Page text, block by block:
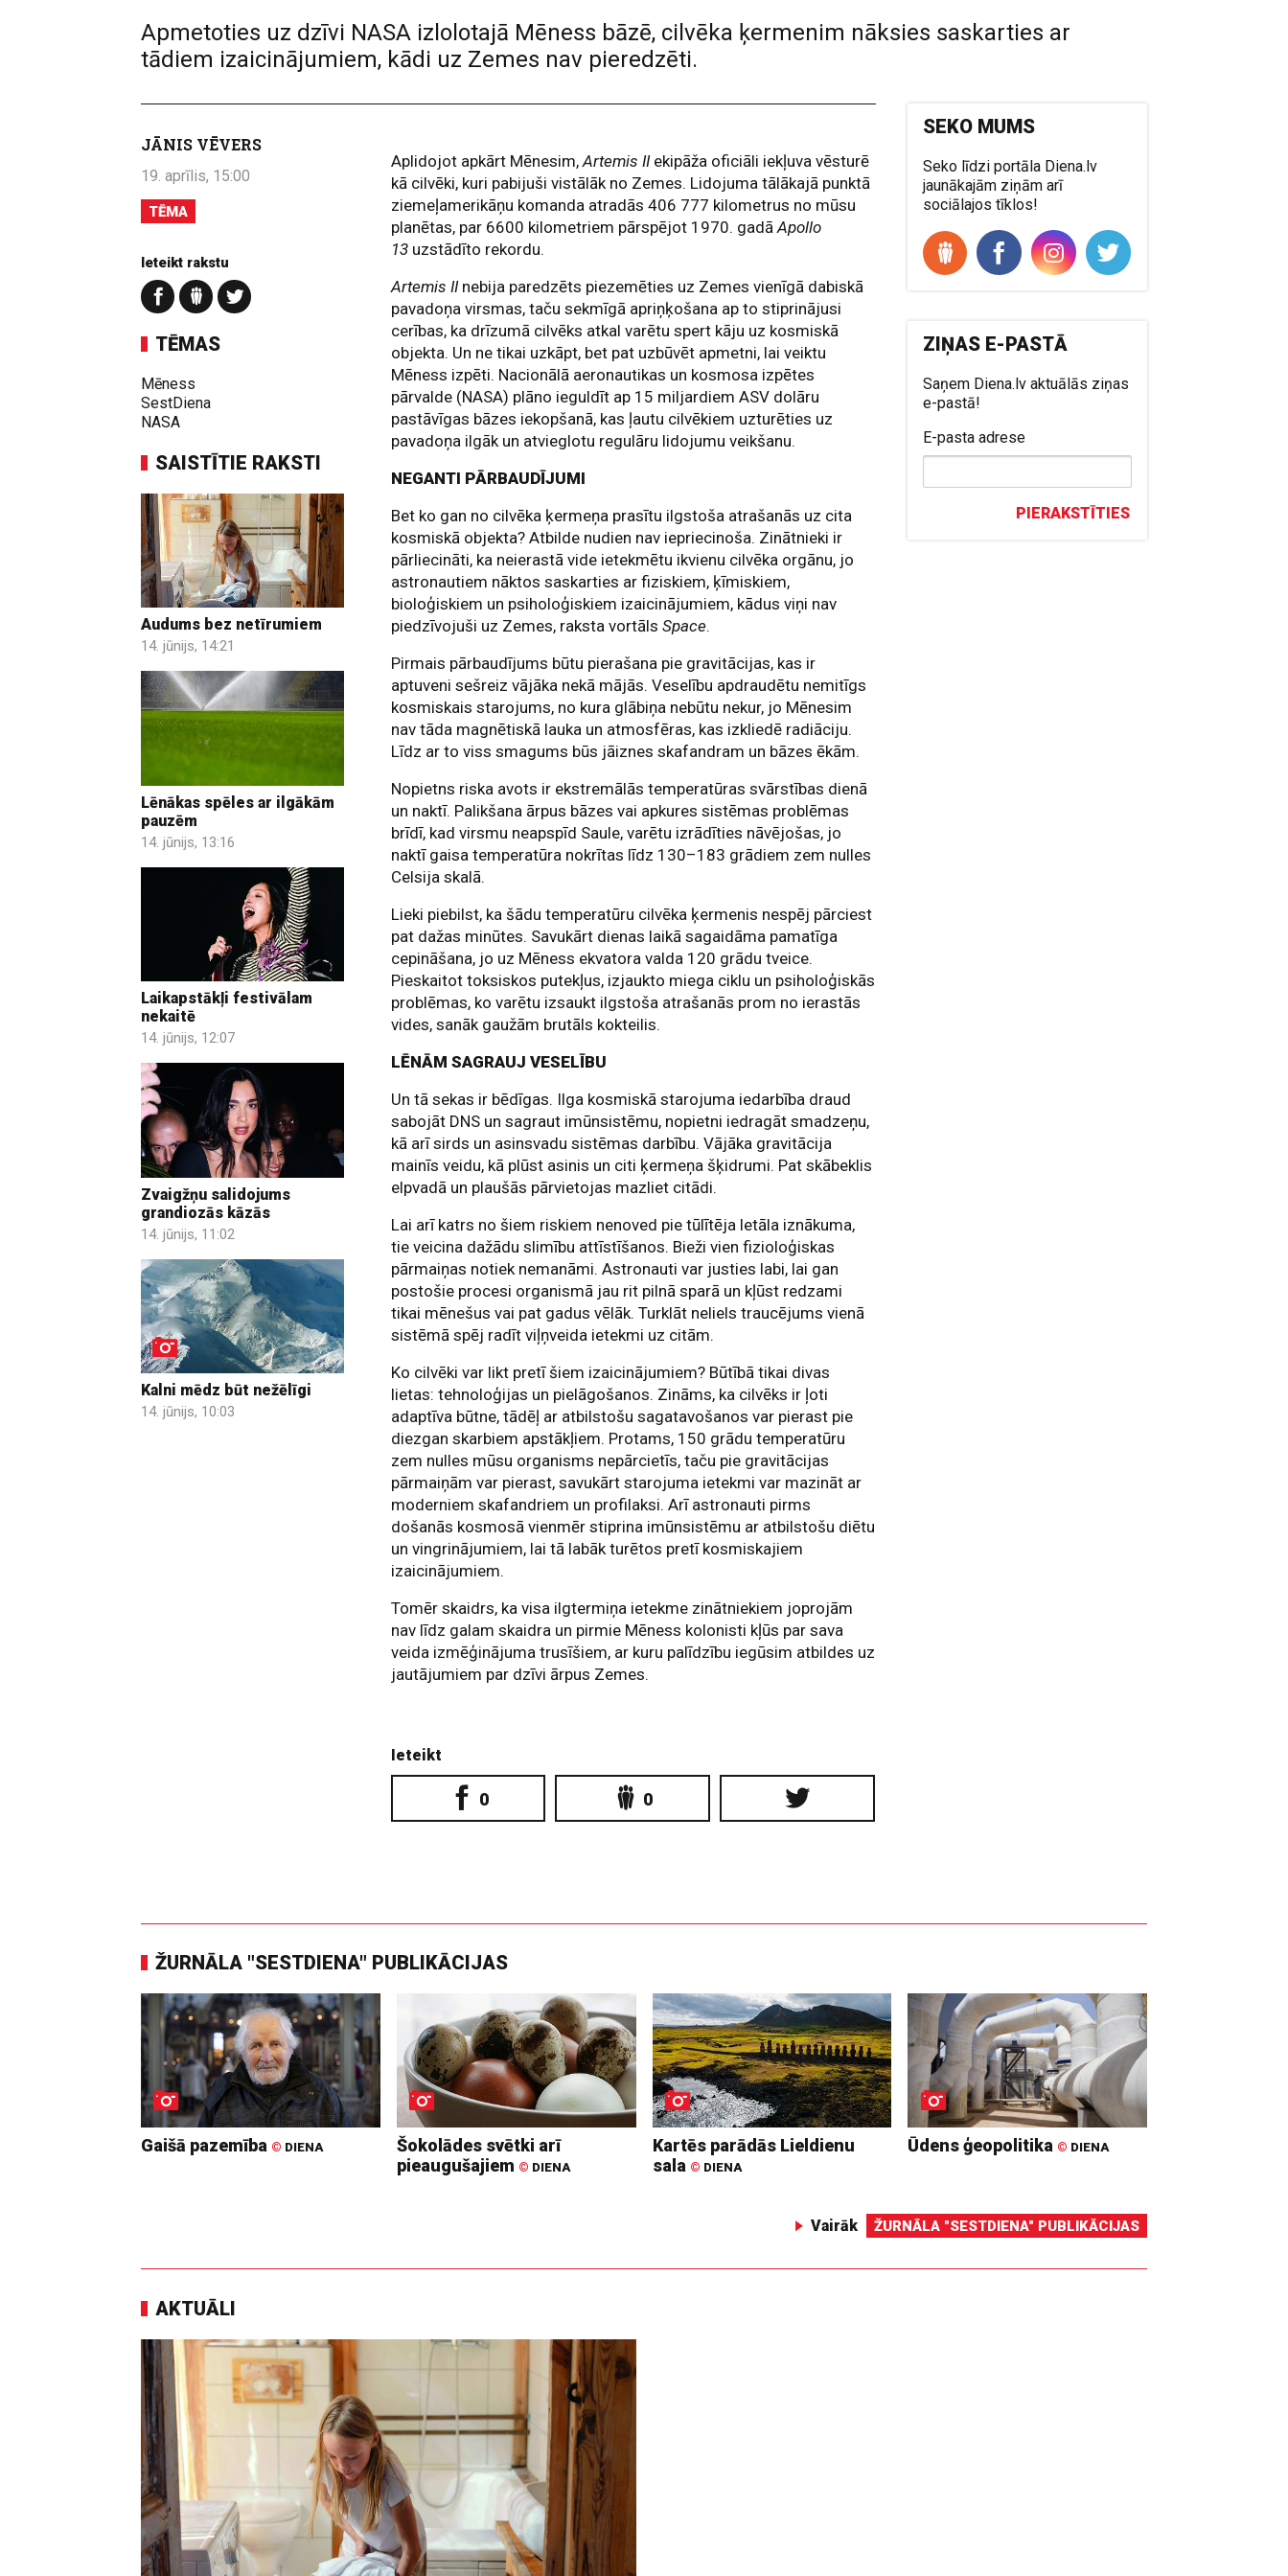
Apmetoties uz dzīvi NASA izlolotajā Mēness bāzē, cilvēka ķermenim nāksies saskarties ar
tādiem izaicinājumiem, kādi uz Zemes nav pieredzēti.
JĀNIS VĒVERS
19. aprīlis, 15:00
TĒMA
Ieteikt rakstu
TĒMAS
Mēness
SestDiena
NASA
SAISTĪTIE RAKSTI
Audums bez netīrumiem
14. jūnijs, 14:21
Lēnākas spēles ar ilgākām
pauzēm
14. jūnijs, 13:16
Laikapstākļi festivālam
nekaitē
14. jūnijs, 12:07
Zvaigžņu salidojums
grandiozās kāzās
14. jūnijs, 11:02
Kalni mēdz būt nežēlīgi
14. jūnijs, 10:03
Aplidojot apkārt Mēnesim,Artemis IIekipāža oficiāli iekļuva vēsturē
kā cilvēki, kuri pabijuši vistālāk no Zemes. Lidojuma tālākajā punktā
ziemeļamerikāņu komanda atradās 406 777 kilometrus no mūsu
planētas, par 6600 kilometriem pārspējot 1970. gadāApollo
13 uzstādīto rekordu.
Artemis II nebija paredzēts piezemēties uz Zemes vienīgā dabiskā
pavadoņa virsmas, taču sekmīgā apriņķošana ap to stiprinājusi
cerības, ka drīzumā cilvēks atkal varētu spert kāju uz kosmiskā
objekta. Un ne tikai uzkāpt, bet pat uzbūvēt apmetni, lai veiktu
Mēness izpēti. Nacionālā aeronautikas un kosmosa izpētes
pārvalde (NASA) plāno ieguldīt ap 15 miljardiem ASV dolāru
pastāvīgas bāzes iekopšanā, kas ļautu cilvēkiem uzturēties uz
pavadoņa ilgāk un atvieglotu regulāru lidojumu veikšanu.
NEGANTI PĀRBAUDĪJUMI
Bet ko gan no cilvēka ķermeņa prasītu ilgstoša atrašanās uz cita
kosmiskā objekta? Atbilde nudien nav iepriecinoša. Zinātnieki ir
pārliecināti, ka neierastā vide ietekmētu ikvienu cilvēka orgānu, jo
astronautiem nāktos saskarties ar fiziskiem, ķīmiskiem,
bioloģiskiem un psiholoģiskiem izaicinājumiem, kādus viņi nav
piedzīvojuši uz Zemes, raksta vortālsSpace.
Pirmais pārbaudījums būtu pierašana pie gravitācijas, kas ir
aptuveni sešreiz vājāka nekā mājās. Veselību apdraudētu nemitīgs
kosmiskais starojums, no kura glābiņa nebūtu nekur, jo Mēnesim
nav tāda magnētiskā lauka un atmosfēras, kas izkliedē radiāciju.
Līdz ar to viss smagums būs jāiznes skafandram un bāzes ēkām.
Nopietns riska avots ir ekstremālās temperatūras svārstības dienā
un naktī. Palikšana ārpus bāzes vai apkures sistēmas problēmas
brīdī, kad virsmu neapspīd Saule, varētu izrādīties nāvējošas, jo
naktī gaisa temperatūra nokrītas līdz 130–183 grādiem zem nulles
Celsija skalā.
Lieki piebilst, ka šādu temperatūru cilvēka ķermenis nespēj pārciest
pat dažas minūtes. Savukārt dienas laikā sagaidāma pamatīga
cepināšana, jo uz Mēness ekvatora valda 120 grādu tveice.
Pieskaitot toksiskos putekļus, izjaukto miega ciklu un psiholoģiskās
problēmas, ko varētu izsaukt ilgstoša atrašanās prom no ierastās
vides, sanāk gaužām brutāls kokteilis.
LĒNĀM SAGRAUJ VESELĪBU
Un tā sekas ir bēdīgas. Ilga kosmiskā starojuma iedarbība draud
sabojāt DNS un sagraut imūnsistēmu, nopietni iedragāt smadzeņu,
kā arī sirds un asinsvadu sistēmas darbību. Vājāka gravitācija
mainīs veidu, kā plūst asinis un citi ķermeņa šķidrumi. Pat skābeklis
elpvadā un plaušās pārvietojas mazliet citādi.
Lai arī katrs no šiem riskiem nenoved pie tūlītēja letāla iznākuma,
tie veicina dažādu slimību attīstīšanos. Bieži vien fizioloģiskas
pārmaiņas notiek nemanāmi. Astronauti var justies labi, lai gan
postošie procesi organismā jau rit pilnā sparā un kļūst redzami
tikai mēnešus vai pat gadus vēlāk. Turklāt neliels traucējums vienā
sistēmā spēj radīt viļņveida ietekmi uz citām.
Ko cilvēki var likt pretī šiem izaicinājumiem? Būtībā tikai divas
lietas: tehnoloģijas un pielāgošanos. Zināms, ka cilvēks ir ļoti
adaptīva būtne, tādēļ ar atbilstošu sagatavošanos var pierast pie
diezgan skarbiem apstākļiem. Protams, 150 grādu temperatūru
zem nulles mūsu organisms nepārcietīs, taču pie gravitācijas
pārmaiņām var pierast, savukārt starojuma ietekmi var mazināt ar
moderniem skafandriem un profilaksi. Arī astronauti pirms
došanās kosmosā vienmēr stiprina imūnsistēmu ar atbilstošu diētu
un vingrinājumiem, lai tā labāk turētos pretī kosmiskajiem
izaicinājumiem.
Tomēr skaidrs, ka visa ilgtermiņa ietekme zinātniekiem joprojām
nav līdz galam skaidra un pirmie Mēness kolonisti kļūs par sava
veida izmēģinājuma trusīšiem, ar kuru palīdzību iegūsim atbildes uz
jautājumiem par dzīvi ārpus Zemes.
Ieteikt
0 0
SEKO MUMS
Seko līdzi portāla Diena.lv
jaunākajām ziņām arī
sociālajos tīklos!
ZIŅAS E-PASTĀ
Saņem Diena.lv aktuālās ziņas
e-pastā!
E-pasta adrese
PIERAKSTĪTIES
ŽURNĀLA "SESTDIENA" PUBLIKĀCIJAS
Gaišā pazemība © DIENA
Šokolādes svētki arī
pieaugušajiem © DIENA
Kartēs parādās Lieldienu
sala © DIENA
Ūdens ģeopolitika © DIENA
Vairāk ŽURNĀLA "SESTDIENA" PUBLIKĀCIJAS
AKTUĀLI